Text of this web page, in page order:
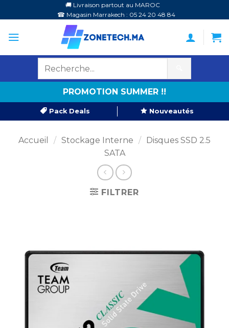
au
contenu
🚚 Livraison partout au MAROC
☎ Magasin Marrakech : 05 24 20 48 84
PROMOTION SUMMER !!
Pack Deals Nouveautés
Accueil / Stockage Interne / Disques SSD 2.5
SATA
FILTRER